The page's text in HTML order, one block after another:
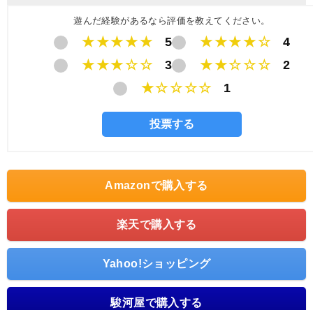
遊んだ経験があるなら評価を教えてください。
★★★★★ 5 ★★★★☆
4
★★★☆☆
3 ★★☆☆☆
2
★☆☆☆☆
1
Amazonで購入する
楽天で購入する
Yahoo!ショッピング
駿河屋で購入する